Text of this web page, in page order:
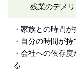
残業のデメ
・家族との時間
・自分の時間が持
・会社への依存
る